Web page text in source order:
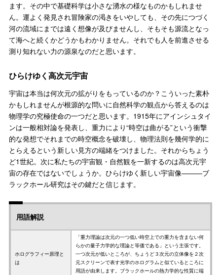
ます。その中で基礎科学は小さな湧水の様なものかもしれませ
ん。運よく発見され冒険家の渇きをいやしても、その先につづく
河の流域にまでは遠く想像が及びませんし、そもそも源流となっ
て海へと続くかどうかもわかりません。それでも人を前進させる
測り知れない力の源泉なのだと思います。
ひらけゆく高次元宇宙
宇宙は本当は何次元の拡がりをもっているのか？こういった素朴
かもしれませんが根源的な問いに自然科学の観点から答えるのは
物理学の究極使命の一つだと思います。1915年にアインシュタイ
ンは一般相対論を発表し、重力により“時空は曲がる”という衝撃
的な発想でそれまでの時空概念を破壊し、物理法則を幾何学的に
とらえるという新しい見方の端緒をつけました。それからちょう
ど1世紀。次に私たちの宇宙観・自然観を一新するのは高次元宇
宙の存在ではないでしょうか。ひらけゆく新しい宇宙像———ブ
ラックホール研究はその鍵だと信じます。
用語解説
ホログラフィー原理と
は
「重力理論は次元の一つ低い時空上での重力を含まない何
らかの量子力学的な理論と等価である」という主張です。
一つ次元が低いところが、ちょうど３次元の立体像を２次
元スクリーンで表す光学のホログラムと似ているところに
用語が由来します。ブラックホールの熱力学的な性質に端